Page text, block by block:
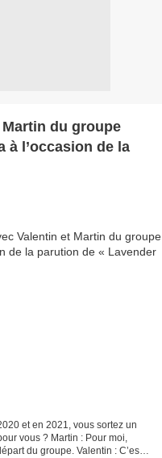
du groupe
à l’occasion de la
et en 2021, vous sortez un
vous ? Martin : Pour moi,
du groupe. Valentin : C’est